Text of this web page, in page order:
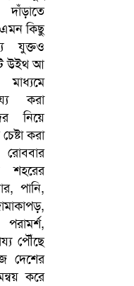
এমন কিছু
যুক্তও
উইথ আ
করা
নিয়ে
করা
শহরের
পানি,
পৌঁছে
দেশের
করে